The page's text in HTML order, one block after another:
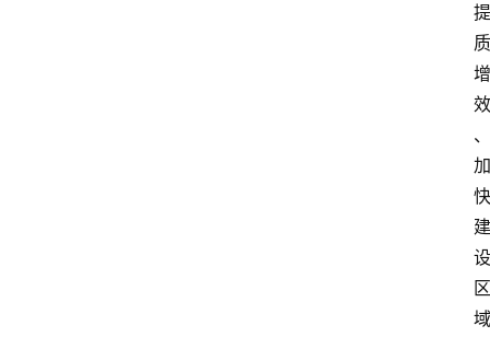
提
质
增
效
、
加
快
建
设
区
域